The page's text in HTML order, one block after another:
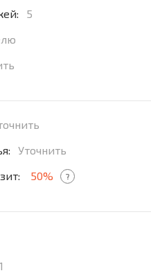
5
Уточнить
50% ?
1